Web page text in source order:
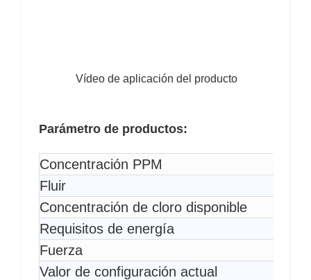
Vídeo de aplicación del producto
Parámetro de productos:
Concentración PPM
Fluir
Concentración de cloro disponible
Requisitos de energía
Fuerza
Valor de configuración actual